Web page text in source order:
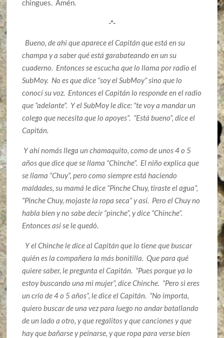
chingues. Amén.
-*-
Bueno, de ahí que aparece el Capitán que está en su
champa y a saber qué está garabateando en un su
cuaderno. Entonces se escucha que lo llama por radio el
SubMoy. No es que dice “soy el SubMoy” sino que lo
conocí su voz. Entonces el Capitán lo responde en el radio
que “adelante”. Y el SubMoy le dice: “te voy a mandar un
colego que necesita que lo apoyes”. “Está bueno”, dice el
Capitán.
Y ahí nomás llega un chamaquito, como de unos 4 o 5
años que dice que se llama “Chinche”. El niño explica que
se llama “Chuy”, pero como siempre está haciendo
maldades, su mamá le dice “Pinche Chuy, tiraste el agua”,
“Pinche Chuy, mojaste la ropa seca” y así. Pero el Chuy no
habla bien y no sabe decir “pinche”, y dice “Chinche”.
Entonces así se le quedó.
Y el Chinche le dice al Capitán que lo tiene que buscar
quién es la compañera la más bonitilla. Que para qué
quiere saber, le pregunta el Capitán. “Pues porque ya lo
estoy buscando una mi mujer”, dice Chinche. “Pero si eres
un crío de 4 o 5 años”, le dice el Capitán. “No importa,
quiero buscar de una vez para luego no andar batallando
de un lado a otro, y que regalitos y que canciones y que
hay que bañarse y peinarse, y que ropa para verse bien